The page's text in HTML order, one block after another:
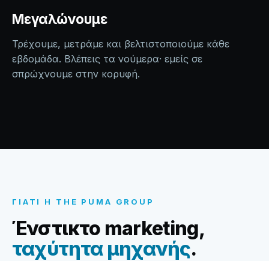
Μεγαλώνουμε
Τρέχουμε, μετράμε και βελτιστοποιούμε κάθε
εβδομάδα. Βλέπεις τα νούμερα· εμείς σε
σπρώχνουμε στην κορυφή.
ΓΙΑΤΊ Η THE PUMA GROUP
Ένστικτο marketing,
ταχύτητα μηχανής.